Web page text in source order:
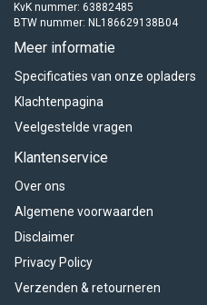
KvK nummer: 63882485
BTW nummer: NL186629138B04
Meer informatie
Specificaties van onze opladers
Klachtenpagina
Veelgestelde vragen
Klantenservice
Over ons
Algemene voorwaarden
Disclaimer
Privacy Policy
Verzenden & retourneren